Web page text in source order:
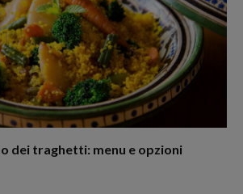
dei traghetti: menu e opzioni